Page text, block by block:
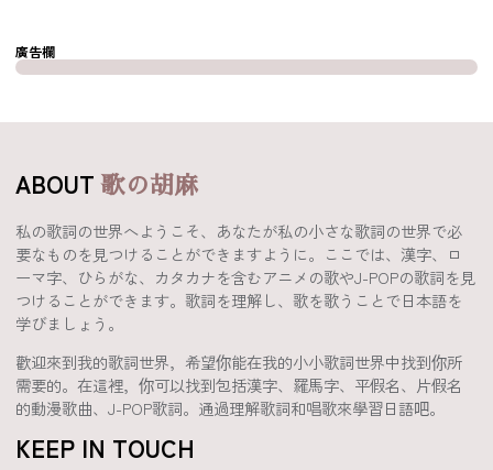
廣告欄
ABOUT歌の胡麻
私の歌詞の世界へようこそ、あなたが私の小さな歌詞の世界で必
要なものを見つけることができますように。ここでは、漢字、ロ
ーマ字、ひらがな、カタカナを含むアニメの歌やJ-POPの歌詞を見
つけることができます。歌詞を理解し、歌を歌うことで日本語を
学びましょう。
歡迎來到我的歌詞世界，希望你能在我的小小歌詞世界中找到你所
需要的。在這裡，你可以找到包括漢字、羅馬字、平假名、片假名
的動漫歌曲、J-POP歌詞。通過理解歌詞和唱歌來學習日語吧。
KEEP IN TOUCH